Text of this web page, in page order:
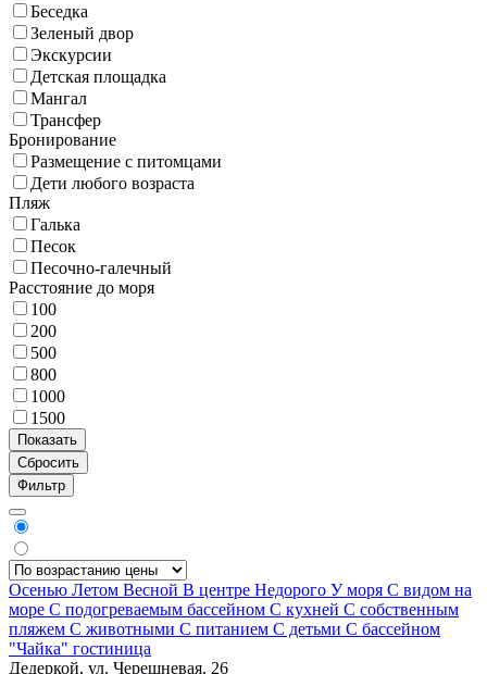
Беседка
Зеленый двор
Экскурсии
Детская площадка
Мангал
Трансфер
Бронирование
Размещение с питомцами
Дети любого возраста
Пляж
Галька
Песок
Песочно-галечный
Расстояние до моря
100
200
500
800
1000
1500
Фильтр
Осенью Летом Весной В центре Недорого У моря С видом на
море С подогреваемым бассейном С кухней С собственным
пляжем С животными С питанием С детьми С бассейном
"Чайка" гостиница
Дедеркой, ул. Черешневая, 26